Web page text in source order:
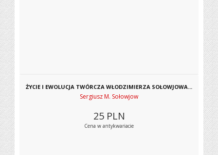
ŻYCIE I EWOLUCJA TWÓRCZA WŁODZIMIERZA SOŁOWJOWA...
Sergiusz M. Sołowjow
25 PLN
Cena w antykwariacie